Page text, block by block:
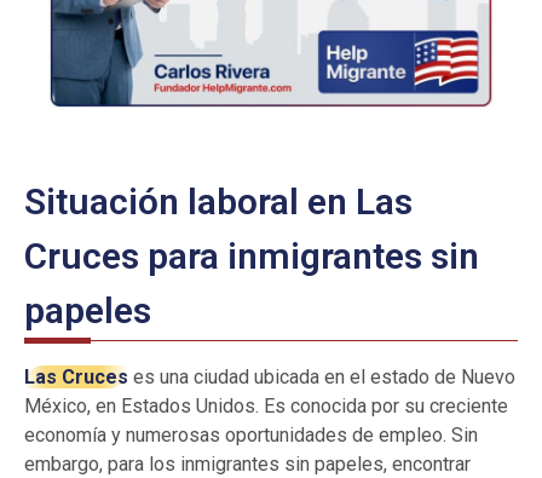
Situación laboral en Las
Cruces para inmigrantes sin
papeles
Las Cruces es una ciudad ubicada en el estado de Nuevo
México, en Estados Unidos. Es conocida por su creciente
economía y numerosas oportunidades de empleo. Sin
embargo, para los inmigrantes sin papeles, encontrar